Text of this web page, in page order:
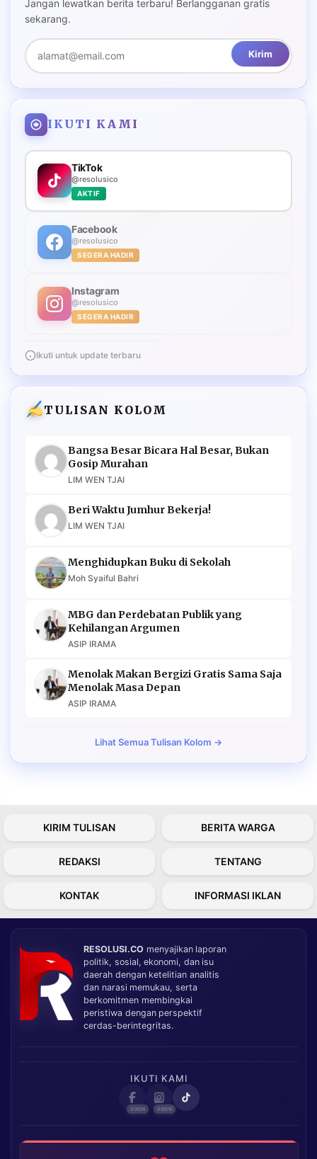
Jangan lewatkan berita terbaru! Berlangganan gratis
sekarang.
Kirim
IKUTI KAMI
TikTok
@resolusico
AKTIF
Facebook
@resolusico
SEGERA HADIR
Instagram
@resolusico
SEGERA HADIR
Ikuti untuk update terbaru
TULISAN KOLOM
Bangsa Besar Bicara Hal Besar, Bukan
Gosip Murahan
LIM WEN TJAI
Beri Waktu Jumhur Bekerja!
LIM WEN TJAI
Menghidupkan Buku di Sekolah
Moh Syaiful Bahri
MBG dan Perdebatan Publik yang
Kehilangan Argumen
ASIP IRAMA
Menolak Makan Bergizi Gratis Sama Saja
Menolak Masa Depan
ASIP IRAMA
Lihat Semua Tulisan Kolom →
KIRIM TULISAN BERITA WARGA
REDAKSI TENTANG
KONTAK INFORMASI IKLAN
RESOLUSI.CO menyajikan laporan
politik, sosial, ekonomi, dan isu
daerah dengan ketelitian analitis
dan narasi memukau, serta
berkomitmen membingkai
peristiwa dengan perspektif
cerdas-berintegritas.
IKUTI KAMI